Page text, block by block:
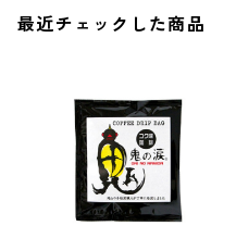
最近チェックした商品